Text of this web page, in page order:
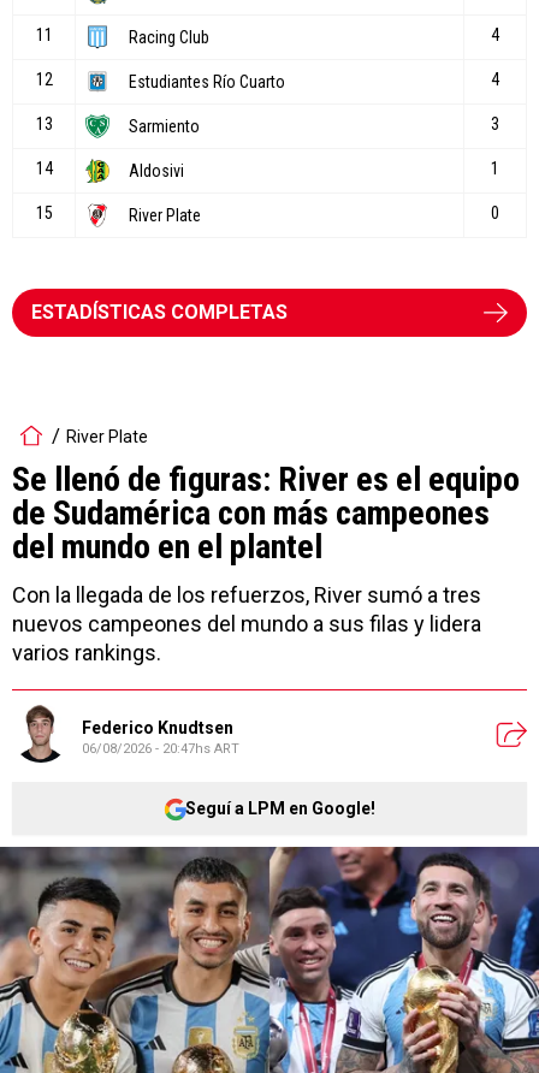
ESTADÍSTICAS COMPLETAS
River Plate
Se llenó de figuras: River es el equipo
de Sudamérica con más campeones
del mundo en el plantel
Con la llegada de los refuerzos, River sumó a tres
nuevos campeones del mundo a sus filas y lidera
varios rankings.
Federico Knudtsen
06/08/2026 - 20:47hs ART
Seguí a LPM en Google!